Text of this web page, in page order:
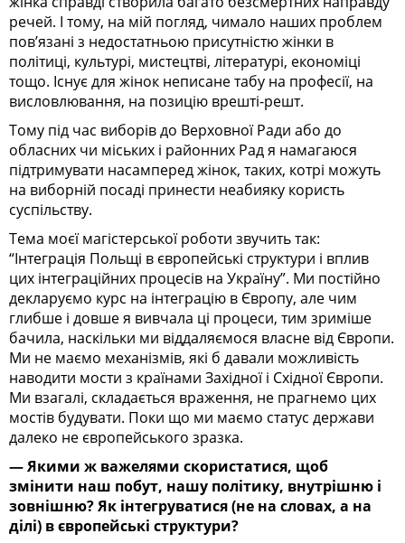
речей. І тому, на мій погляд, чимало наших проблем
пов’язані з недостатньою присутністю жінки в
політиці, культурі, мистецтві, літературі, економіці
тощо. Існує для жінок неписане табу на професії, на
висловлювання, на позицію врешті-решт.
Тому під час виборів до Верховної Ради або до
обласних чи міських і районних Рад я намагаюся
підтримувати насамперед жінок, таких, котрі можуть
на виборній посаді принести неабияку користь
суспільству.
Тема моєї магістерської роботи звучить так:
“Інтеграція Польщі в європейські структури і вплив
цих інтеграційних процесів на Україну”. Ми постійно
декларуємо курс на інтеграцію в Європу, але чим
глибше і довше я вивчала ці процеси, тим зриміше
бачила, наскільки ми віддаляємося власне від Європи.
Ми не маємо механізмів, які б давали можливість
наводити мости з країнами Західної і Східної Європи.
Ми взагалі, складається враження, не прагнемо цих
мостів будувати. Поки що ми маємо статус держави
далеко не європейського зразка.
— Якими ж важелями скористатися, щоб
змінити наш побут, нашу політику, внутрішню і
зовнішню? Як інтегруватися (не на словах, а на
ділі) в європейські структури?